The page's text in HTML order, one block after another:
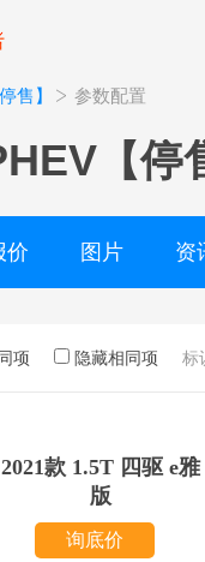
售】 参数配置
【停
价 图片 资
项 隐藏相同项 标
2021款 1.5T 四驱 e雅
版
询底价